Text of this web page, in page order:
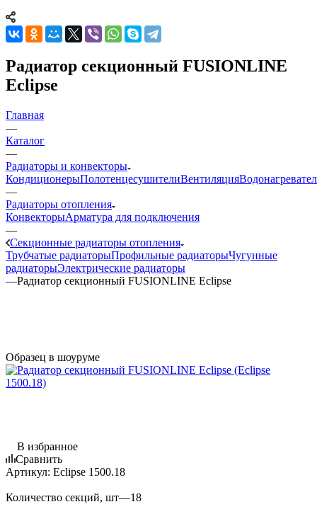
Радиатор секционный FUSIONLINE
Eclipse
Главная
—
Каталог
—
Радиаторы и конвекторы
КондиционерыПолотенцесушителиВентиляция
—
Радиаторы отопления
КонвекторыАрматура для подключения
—
Секционные радиаторы отопления
Трубчатые радиаторыПрофильные радиаторыЧугунные
радиаторыЭлектрические радиаторы
—Радиатор секционный FUSIONLINE Eclipse
Образец в шоуруме
В избранное
Сравнить
Артикул: Eclipse 1500.18
Количество секций, шт—18